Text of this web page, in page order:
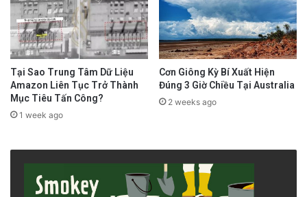
Tại Sao Trung Tâm Dữ Liệu
Amazon Liên Tục Trở Thành
Mục Tiêu Tấn Công?
1 week ago
Cơn Giông Kỳ Bí Xuất Hiện
Đúng 3 Giờ Chiều Tại Australia
2 weeks ago